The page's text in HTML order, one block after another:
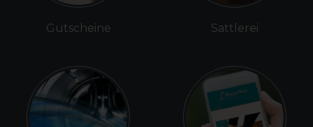
Gutscheine Sattlerei